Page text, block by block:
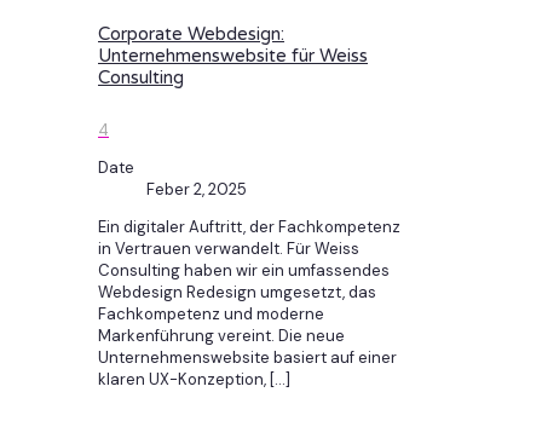
Corporate Webdesign:
Unternehmenswebsite für Weiss
Consulting
4
Date
Feber 2, 2025
Ein digitaler Auftritt, der Fachkompetenz
in Vertrauen verwandelt. Für Weiss
Consulting haben wir ein umfassendes
Webdesign Redesign umgesetzt, das
Fachkompetenz und moderne
Markenführung vereint. Die neue
Unternehmenswebsite basiert auf einer
klaren UX-Konzeption, […]